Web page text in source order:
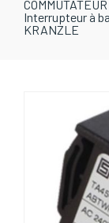
Interrupteur à
KRANZLE